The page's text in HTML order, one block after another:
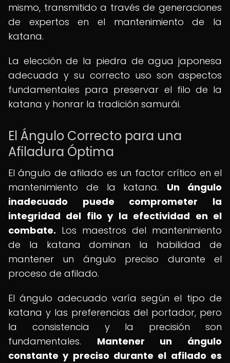
mismo, transmitido a través de generaciones
de expertos en el mantenimiento de la
katana.
La elección de la piedra de agua japonesa
adecuada y su correcto uso son aspectos
fundamentales para preservar el filo de la
katana y honrar la tradición samurái.
El Ángulo Correcto para una
Afiladura Óptima
El ángulo de afilado es un factor crítico en el
mantenimiento de la katana. Un ángulo
inadecuado puede comprometer la
integridad del filo y la efectividad en el
combate. Los maestros del mantenimiento
de la katana dominan la habilidad de
mantener un ángulo preciso durante el
proceso de afilado.
El ángulo adecuado varía según el tipo de
katana y las preferencias del portador, pero
la consistencia y la precisión son
fundamentales. Mantener un ángulo
constante y preciso durante el afilado es